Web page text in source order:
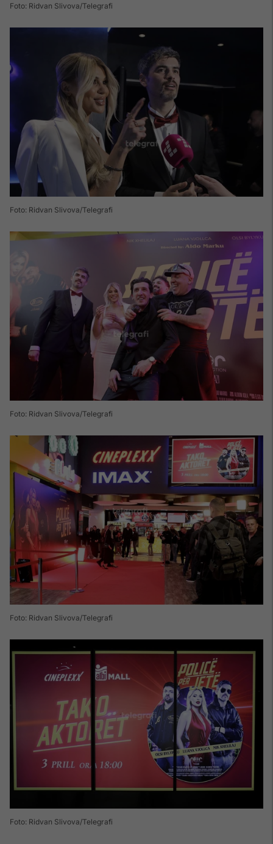
Foto: Ridvan Slivova/Telegrafi
Foto: Ridvan Slivova/Telegrafi
Foto: Ridvan Slivova/Telegrafi
Foto: Ridvan Slivova/Telegrafi
Foto: Ridvan Slivova/Telegrafi